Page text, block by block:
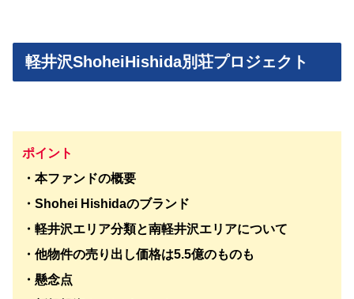
軽井沢ShoheiHishida別荘プロジェクト
ポイント
・本ファンドの概要
・Shohei Hishidaのブランド
・軽井沢エリア分類と南軽井沢エリアについて
・他物件の売り出し価格は5.5億のものも
・懸念点